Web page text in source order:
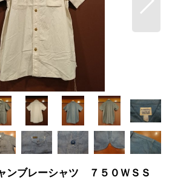
ンブレーシャツ ７５０ＷＳＳ